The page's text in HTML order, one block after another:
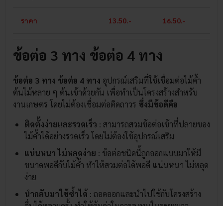
ราคา 13.50.- 16.50.-
ข้อต่อ 3 ทาง ข้อต่อ 4 ทาง
ข้อต่อ 3 ทาง ข้อต่อ 4 ทาง อุปกรณ์เสริมที่ใช้เชื่อมต่อไม้ค้ำ
ต้นไม้หลาย ๆ ต้นเข้าด้วยกัน เพื่อทำเป็นโครงสร้างสำหรับ
งานเกษตร โดยไม่ต้องเชื่อมต่อติดถาวร ซึ่งมีข้อดีคือ
ติดตั้งง่ายและรวดเร็ว : สามารถสวมข้อต่อเข้าที่ปลายของ
ไม้ค้ำได้อย่างรวดเร็ว โดยไม่ต้องใช้อุปกรณ์เสริม
แน่นหนา ไม่หลุดง่าย : ข้อต่อชนิดนี้ถูกออกแบบมาให้มี
ขนาดพอดีกับไม้ค้ำ ทำให้สวมต่อได้พอดี แน่นหนา ไม่หลุด
ง่าย
นำกลับมาใช้ซ้ำได้ : ถอดออกและนำไปใช้กับโครงสร้าง